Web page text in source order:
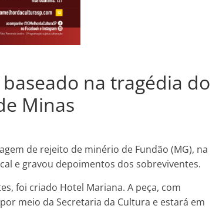
na tragédia do
Minas
de rejeito de minério de Fundão (MG), na
e gravou depoimentos dos sobreviventes.
foi criado Hotel Mariana. A peça, com
meio da Secretaria da Cultura e estará em